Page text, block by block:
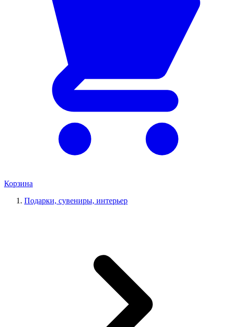
Корзина
Подарки, сувениры, интерьер